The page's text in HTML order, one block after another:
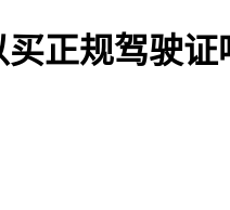
正规驾驶证